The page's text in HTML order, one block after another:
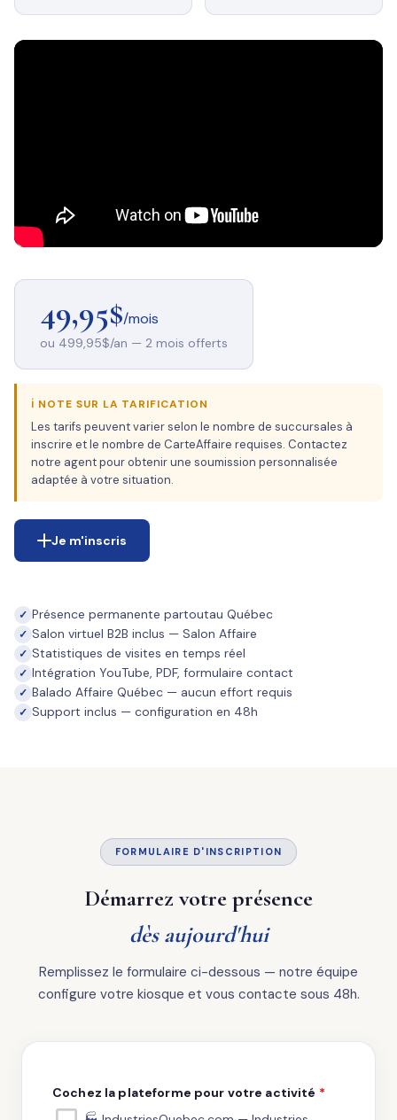
49,95$/mois
ou 499,95$/an — 2 mois offerts
ℹ️ NOTE SUR LA TARIFICATION
Les tarifs peuvent varier selon le nombre de succursales à
inscrire et le nombre de CarteAffaire requises. Contactez
notre agent pour obtenir une soumission personnalisée
adaptée à votre situation.
Je m'inscris
Présence permanente partoutau Québec
Salon virtuel B2B inclus — Salon Affaire
Statistiques de visites en temps réel
Intégration YouTube, PDF, formulaire contact
Balado Affaire Québec — aucun effort requis
Support inclus — configuration en 48h
FORMULAIRE D'INSCRIPTION
Démarrez votre présence
dès aujourd'hui
Remplissez le formulaire ci-dessous — notre équipe
configure votre kiosque et vous contacte sous 48h.
Cochez la plateforme pour votre activité *